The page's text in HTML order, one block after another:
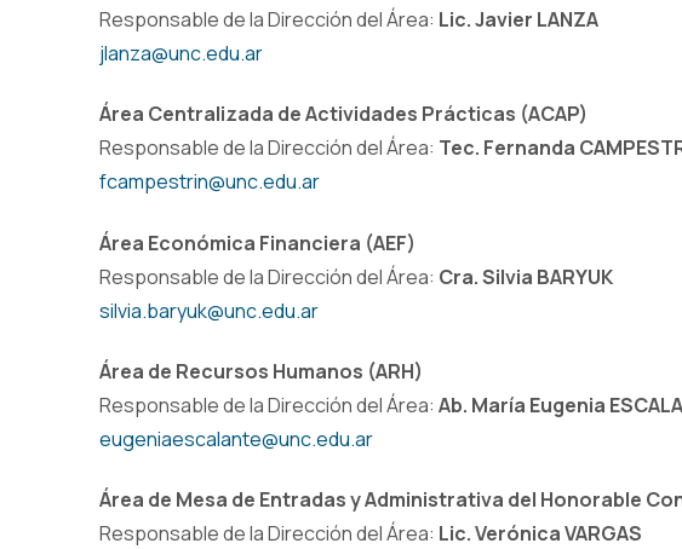
Responsable de la Dirección del Área: Lic. Javier LANZA
jlanza@unc.edu.ar
Área Centralizada de Actividades Prácticas (ACAP)
Responsable de la Dirección del Área: Tec. Fernanda
fcampestrin@unc.edu.ar
Área Económica Financiera (AEF)
Responsable de la Dirección del Área: Cra. Silvia BARYUK
silvia.baryuk@unc.edu.ar
Área de Recursos Humanos (ARH)
Responsable de la Dirección del Área: Ab. María Eugenia
eugeniaescalante@unc.edu.ar
Área de Mesa de Entradas y Administrativa del Honorable
Responsable de la Dirección del Área: Lic. Verónica VARGAS